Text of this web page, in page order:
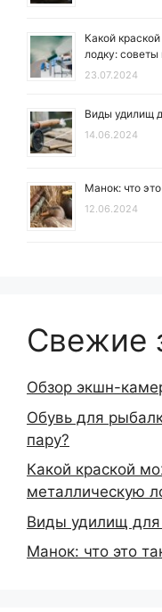
Какой
лодку: советы
23.07.2024
Виды удилищ
14.06.2024
Манок: что
12.06.2024
Свежие
Обзор экшн-
Обувь для
пару?
Какой краской
металлическую
Виды удилищ
Манок: что это